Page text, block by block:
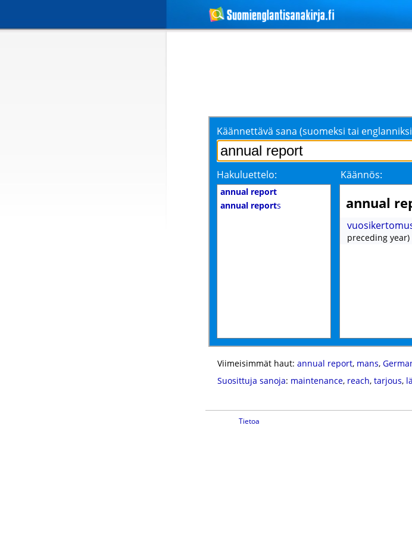
Käännettävä sana (suomeksi tai
Hakuluettelo: Käännös:
annual report
annual reports annual
preceding year)
Viimeisimmät haut: annual report, mans,
Suosittuja sanoja: maintenance, reach, tarjous,
Tietoa